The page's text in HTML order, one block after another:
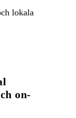
lokala
on-